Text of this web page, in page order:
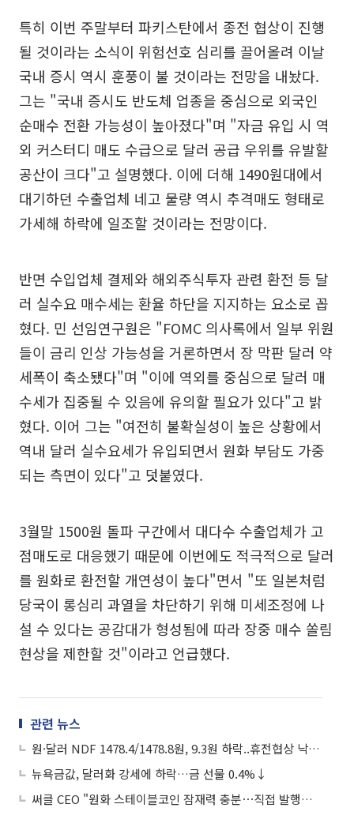
특히 이번 주말부터 파키스탄에서 종전 협상이 진행
될 것이라는 소식이 위험선호 심리를 끌어올려 이날
국내 증시 역시 훈풍이 불 것이라는 전망을 내놨다.
그는 "국내 증시도 반도체 업종을 중심으로 외국인
순매수 전환 가능성이 높아졌다"며 "자금 유입 시 역
외 커스터디 매도 수급으로 달러 공급 우위를 유발할
공산이 크다"고 설명했다. 이에 더해 1490원대에서
대기하던 수출업체 네고 물량 역시 추격매도 형태로
가세해 하락에 일조할 것이라는 전망이다.
반면 수입업체 결제와 해외주식투자 관련 환전 등 달
러 실수요 매수세는 환율 하단을 지지하는 요소로 꼽
혔다. 민 선임연구원은 "FOMC 의사록에서 일부 위원
들이 금리 인상 가능성을 거론하면서 장 막판 달러 약
세폭이 축소됐다"며 "이에 역외를 중심으로 달러 매
수세가 집중될 수 있음에 유의할 필요가 있다"고 밝
혔다. 이어 그는 "여전히 불확실성이 높은 상황에서
역내 달러 실수요세가 유입되면서 원화 부담도 가중
되는 측면이 있다"고 덧붙였다.
3월말 1500원 돌파 구간에서 대다수 수출업체가 고
점매도로 대응했기 때문에 이번에도 적극적으로 달러
를 원화로 환전할 개연성이 높다"면서 "또 일본처럼
당국이 롱심리 과열을 차단하기 위해 미세조정에 나
설 수 있다는 공감대가 형성됨에 따라 장중 매수 쏠림
현상을 제한할 것"이라고 언급했다.
관련 뉴스
원·달러 NDF 1478.4/1478.8원, 9.3원 하락..휴전협상 낙관론
뉴욕금값, 달러화 강세에 하락…금 선물 0.4%↓
써클 CEO "원화 스테이블코인 잠재력 충분⋯직접 발행은 안할 것"